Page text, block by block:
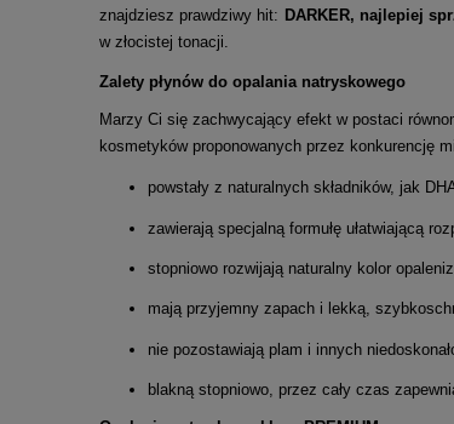
znajdziesz prawdziwy hit: DARKER, najlepiej
w złocistej tonacji.
Zalety płynów do opalania natryskowego
Marzy Ci się zachwycający efekt w postaci
kosmetyków proponowanych przez konkurencję
powstały z naturalnych składników, jak
zawierają specjalną formułę ułatwiającą
stopniowo rozwijają naturalny kolor
mają przyjemny zapach i lekką,
nie pozostawiają plam i innych
blakną stopniowo, przez cały czas